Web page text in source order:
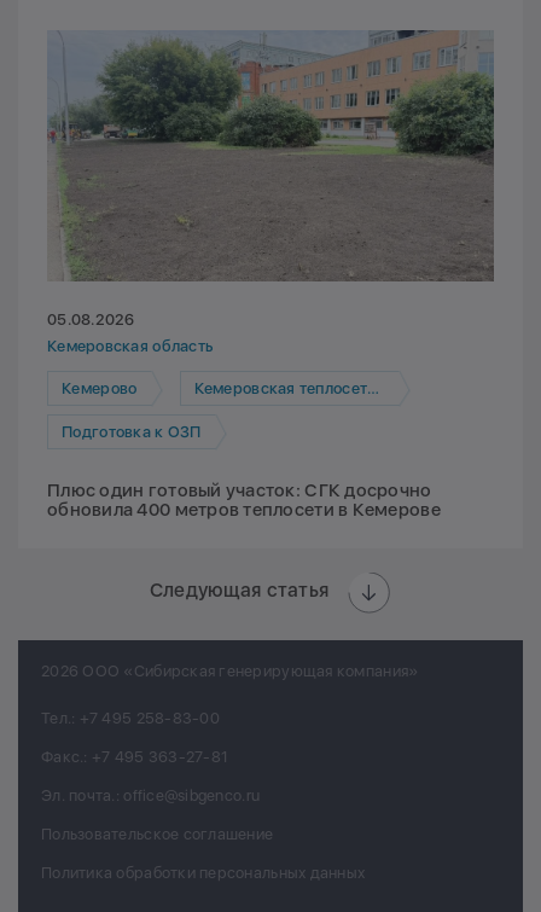
05.08.2026
Кемеровская область
Кемерово Кемеровская теплосетевая компания
Подготовка к ОЗП
Плюс один готовый участок: СГК досрочно
обновила 400 метров теплосети в Кемерове
Следующая статья
2026 ООО «Сибирская генерирующая компания»
Тел.: +7 495 258-83-00
Факс.: +7 495 363-27-81
Эл. почта.: office@sibgenco.ru
Пользовательское соглашение
Политика обработки персональных данных